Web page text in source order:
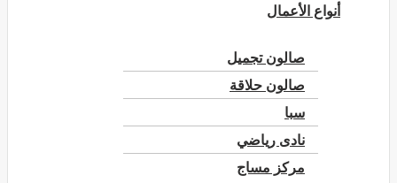
أنواع الأعمال
صالون تجميل
صالون حلاقة
سبا
نادى رياضي
مركز مساج